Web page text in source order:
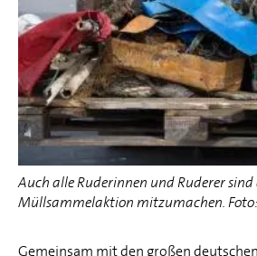
Auch alle Ruderinnen und Ruderer
Müllsammelaktion mitzumachen.
Gemeinsam mit den großen deutschen